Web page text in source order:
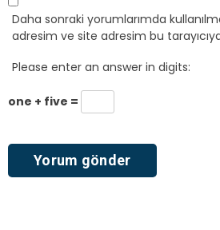
Daha sonraki yorumlarımda
adresim ve site adresim bu
Please enter an answer in digits:
one + five =